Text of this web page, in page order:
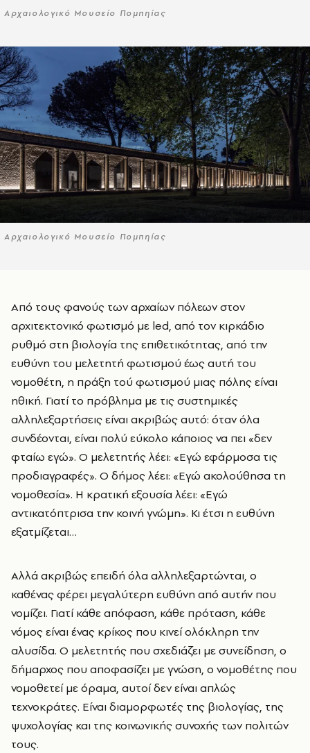
Αρχαιολογικό Μουσείο Πομπηίας
Αρχαιολογικό Μουσείο Πομπηίας
Από τους φανούς των αρχαίων πόλεων στον
αρχιτεκτονικό φωτισμό με led, από τον κιρκάδιο
ρυθμό στη βιολογία της επιθετικότητας, από την
ευθύνη του μελετητή φωτισμού έως αυτή του
νομοθέτη, η πράξη τού φωτισμού μιας πόλης είναι
ηθική. Γιατί το πρόβλημα με τις συστημικές
αλληλεξαρτήσεις είναι ακριβώς αυτό: όταν όλα
συνδέονται, είναι πολύ εύκολο κάποιος να πει «δεν
φταίω εγώ». Ο μελετητής λέει: «Εγώ εφάρμοσα τις
προδιαγραφές». Ο δήμος λέει: «Εγώ ακολούθησα τη
νομοθεσία». Η κρατική εξουσία λέει: «Εγώ
αντικατόπτρισα την κοινή γνώμη». Κι έτσι η ευθύνη
εξατμίζεται…
Αλλά ακριβώς επειδή όλα αλληλεξαρτώνται, ο
καθένας φέρει μεγαλύτερη ευθύνη από αυτήν που
νομίζει. Γιατί κάθε απόφαση, κάθε πρόταση, κάθε
νόμος είναι ένας κρίκος που κινεί ολόκληρη την
αλυσίδα. Ο μελετητής που σχεδιάζει με συνείδηση, ο
δήμαρχος που αποφασίζει με γνώση, ο νομοθέτης που
νομοθετεί με όραμα, αυτοί δεν είναι απλώς
τεχνοκράτες. Είναι διαμορφωτές της βιολογίας, της
ψυχολογίας και της κοινωνικής συνοχής των πολιτών
τους.